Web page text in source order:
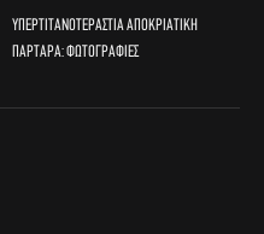
Υπερτιτανοτεράστια αποκριάτικη
παρτάρα: Φωτογραφίες